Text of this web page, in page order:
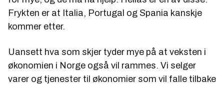
Frykten er at Italia, Portugal og Spania kanskje
kommer etter.
Uansett hva som skjer tyder mye på at veksten i
økonomien i Norge også vil rammes. Vi selger
varer og tjenester til økonomier som vil falle tilbake